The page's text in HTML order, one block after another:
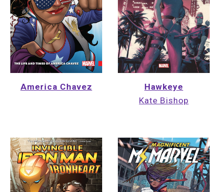
America Chavez
Hawkeye
Kate Bishop